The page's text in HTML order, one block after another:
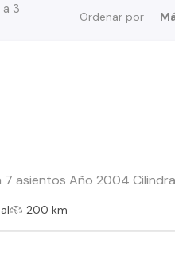
Ordenar por
3
asientos Año 2004
200 km